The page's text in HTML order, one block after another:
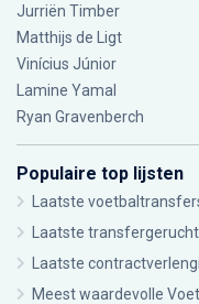
Jurriën Timber
Matthijs de Ligt
Vinícius Júnior
Lamine Yamal
Ryan Gravenberch
Populaire top lijsten
Laatste
Laatste
Laatste
Meest waardevolle